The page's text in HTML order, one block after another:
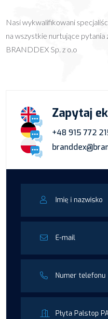
Nasi wykwalifikowani
na wszystkie nurtujące pytania
BRANDDEX Sp. z o.o
Zapytaj
+48 915 772